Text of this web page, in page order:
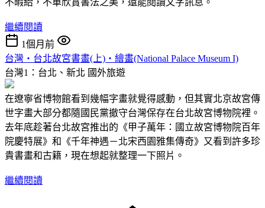
繼續閱讀
1個月前
台灣‧台北故宮書畫(上)‧繪畫(National Palace Museum I)
台灣1：台北、新北 國外旅遊
在遼寧省博物館看到幾幅字畫就覺得感動，但其實北京故宮傳
世字畫大部分都隨國民黨撤守台灣保存在台北故宮博物院裡。
去年底趁著台北故宮推出的《甲子萬年：國立故宮博物院百年
院慶特展》和《千年神遇－北宋西園雅集傳奇》又看到許多珍
貴書畫和古籍，現在想起就整理一下照片。
繼續閱讀